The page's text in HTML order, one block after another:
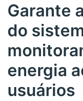
Garante
do
energia
usuários